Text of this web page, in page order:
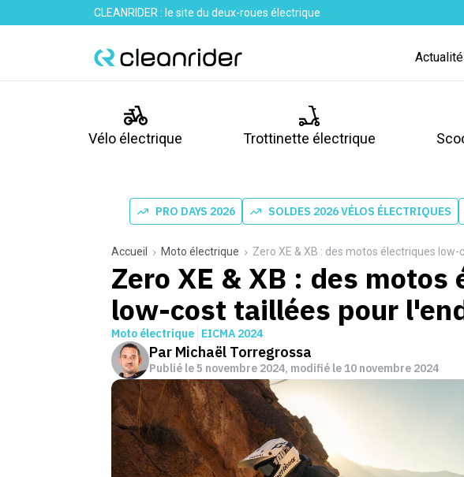
CLEANRIDER : le site du deux-roues électrique
Vélo électrique Trottinette électrique
PRO DAYS 2026 SOLDES 2026 VÉLOS ÉLECTRIQUES
Accueil Moto électrique Zero XE & XB : des motos électriques
Zero XE & XB : des motos
low-cost taillées pour
Moto électrique EICMA 2024
Par Michaël Torregrossa
Publié le 5 novembre 2024, modifié le 10 novembre 2024